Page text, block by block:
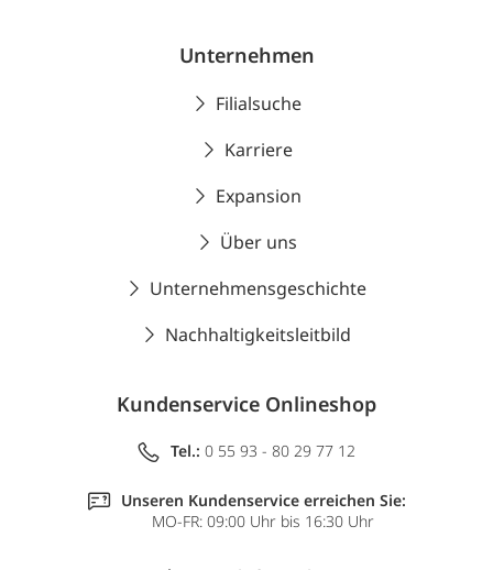
Unternehmen
Filialsuche
Karriere
Expansion
Über uns
Unternehmensgeschichte
Nachhaltigkeitsleitbild
Kundenservice Onlineshop
Tel.: 0 55 93 - 80 29 77 12
Unseren Kundenservice erreichen Sie:
MO-FR: 09:00 Uhr bis 16:30 Uhr